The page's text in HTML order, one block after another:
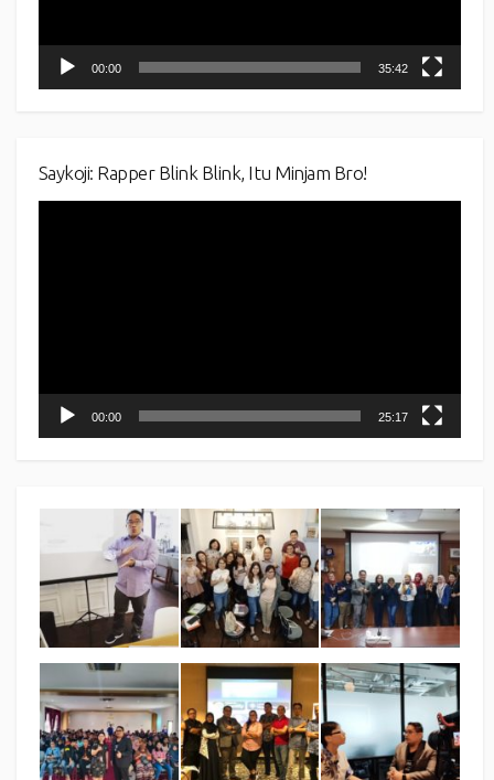
00:00 35:42
Saykoji: Rapper Blink Blink, Itu Minjam Bro!
00:00 25:17